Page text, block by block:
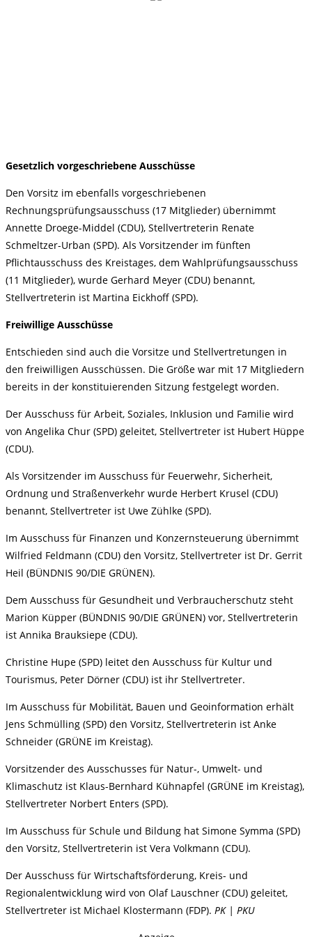
Gesetzlich vorgeschriebene Ausschüsse
Den Vorsitz im ebenfalls vorgeschriebenen
Rechnungsprüfungsausschuss (17 Mitglieder) übernimmt
Annette Droege-Middel (CDU), Stellvertreterin Renate
Schmeltzer-Urban (SPD). Als Vorsitzender im fünften
Pflichtausschuss des Kreistages, dem Wahlprüfungsausschuss
(11 Mitglieder), wurde Gerhard Meyer (CDU) benannt,
Stellvertreterin ist Martina Eickhoff (SPD).
Freiwillige Ausschüsse
Entschieden sind auch die Vorsitze und Stellvertretungen in
den freiwilligen Ausschüssen. Die Größe war mit 17 Mitgliedern
bereits in der konstituierenden Sitzung festgelegt worden.
Der Ausschuss für Arbeit, Soziales, Inklusion und Familie wird
von Angelika Chur (SPD) geleitet, Stellvertreter ist Hubert Hüppe
(CDU).
Als Vorsitzender im Ausschuss für Feuerwehr, Sicherheit,
Ordnung und Straßenverkehr wurde Herbert Krusel (CDU)
benannt, Stellvertreter ist Uwe Zühlke (SPD).
Im Ausschuss für Finanzen und Konzernsteuerung übernimmt
Wilfried Feldmann (CDU) den Vorsitz, Stellvertreter ist Dr. Gerrit
Heil (BÜNDNIS 90/DIE GRÜNEN).
Dem Ausschuss für Gesundheit und Verbraucherschutz steht
Marion Küpper (BÜNDNIS 90/DIE GRÜNEN) vor, Stellvertreterin
ist Annika Brauksiepe (CDU).
Christine Hupe (SPD) leitet den Ausschuss für Kultur und
Tourismus, Peter Dörner (CDU) ist ihr Stellvertreter.
Im Ausschuss für Mobilität, Bauen und Geoinformation erhält
Jens Schmülling (SPD) den Vorsitz, Stellvertreterin ist Anke
Schneider (GRÜNE im Kreistag).
Vorsitzender des Ausschusses für Natur-, Umwelt- und
Klimaschutz ist Klaus-Bernhard Kühnapfel (GRÜNE im Kreistag),
Stellvertreter Norbert Enters (SPD).
Im Ausschuss für Schule und Bildung hat Simone Symma (SPD)
den Vorsitz, Stellvertreterin ist Vera Volkmann (CDU).
Der Ausschuss für Wirtschaftsförderung, Kreis- und
Regionalentwicklung wird von Olaf Lauschner (CDU) geleitet,
Stellvertreter ist Michael Klostermann (FDP). PK | PKU